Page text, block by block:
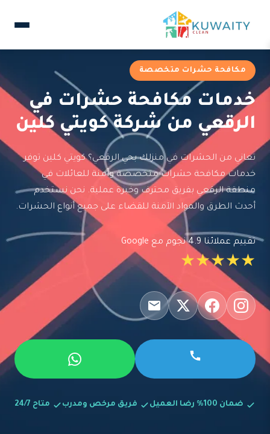
مكافحة حشرات متخصصة
خدمات مكافحة حشرات في
الرقعي من شركة كويتي كلين
تعاني من الحشرات في منزلك بحي الرقعي؟ كويتي كلين توفر
خدمات مكافحة حشرات متخصصة وآمنة للعائلات في
منطقة الرقعي بفريق محترف وخبرة عملية. نحن نستخدم
أحدث الطرق والمواد الآمنة للقضاء على جميع أنواع الحشرات.
تقييم عملائنا 4.9 نجوم مع Google
★★★★★
ضمان 100% رضا العميل فريق مرخص ومدرب متاح 24/7